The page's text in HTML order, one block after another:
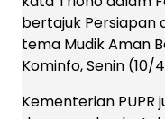
bertajuk Persiapan
tema Mudik Aman
Kominfo, Senin (10/
Kementerian PUPR